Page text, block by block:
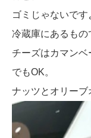
ゴミじゃないです
冷蔵庫にあるもの
チーズはカマン
でもOK。
ナッツとオリーブ